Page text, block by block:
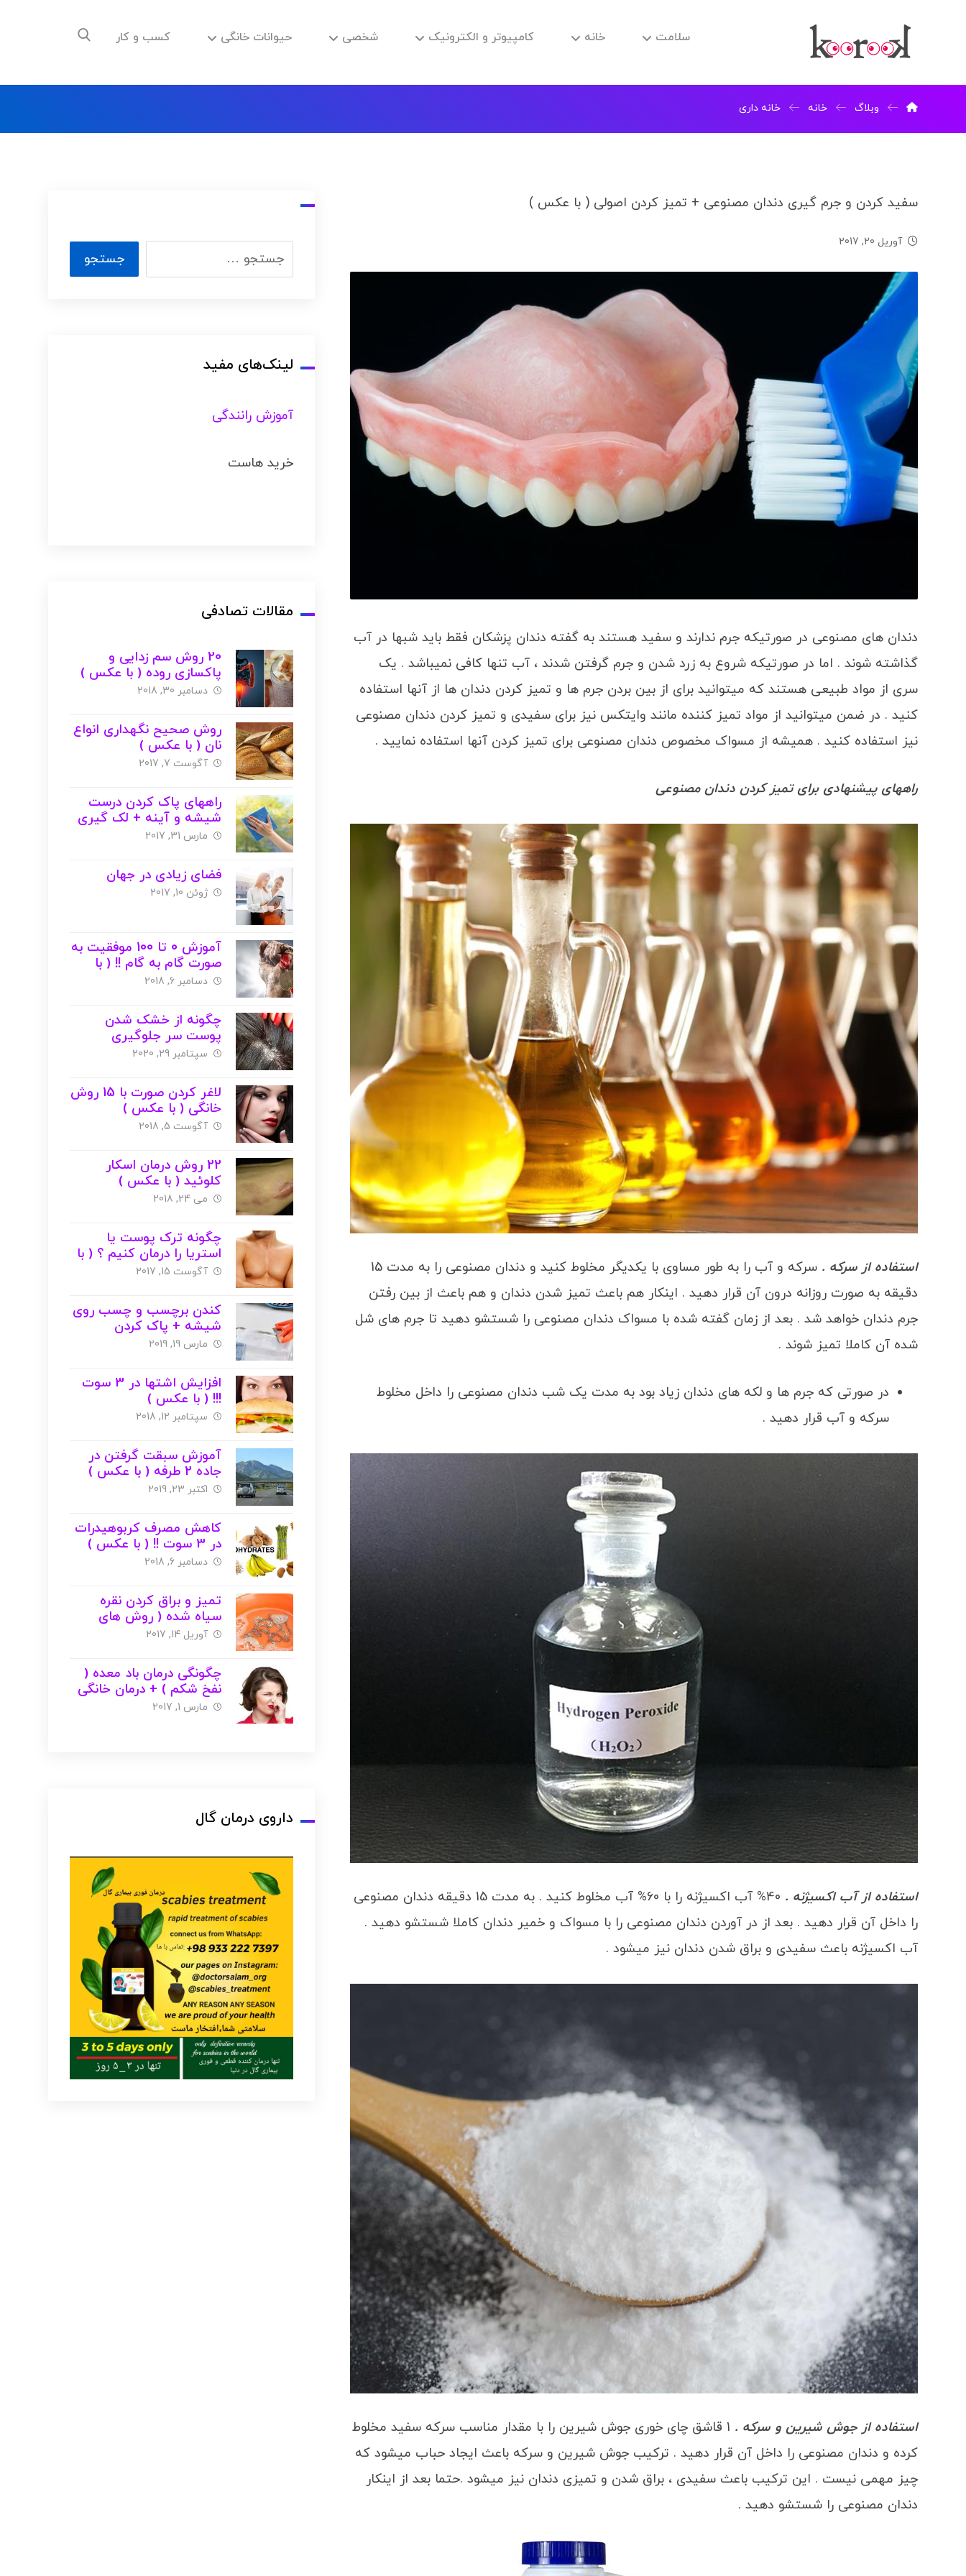
سلامت خانه کامپیوتر و الکترونیک شخصی حیوانات خانگی کسب و کار
وبلاگ خانه خانه داری
سفید کردن و جرم گیری دندان مصنوعی + تمیز کردن اصولی ( با عکس )
آوریل 20, 2017
دندان های مصنوعی در صورتیکه جرم ندارند و سفید هستند به گفته دندان پزشکان فقط باید شبها در آب
گذاشته شوند . اما در صورتیکه شروع به زرد شدن و جرم گرفتن شدند ، آب تنها کافی نمیباشد . یک
سری از مواد طبیعی هستند که میتوانید برای از بین بردن جرم ها و تمیز کردن دندان ها از آنها استفاده
کنید . در ضمن میتوانید از مواد تمیز کننده مانند وایتکس نیز برای سفیدی و تمیز کردن دندان مصنوعی
نیز استفاده کنید . همیشه از مسواک مخصوص دندان مصنوعی برای تمیز کردن آنها استفاده نمایید .
راههای پیشنهادی برای تمیز کردن دندان مصنوعی
استفاده از سرکه .
سرکه و آب را به طور مساوی با یکدیگر مخلوط کنید و دندان مصنوعی را به مدت 15
دقیقه به صورت روزانه درون آن قرار دهید . اینکار هم باعث تمیز شدن دندان و هم باعث از بین رفتن
جرم دندان خواهد شد . بعد از زمان گفته شده با مسواک دندان مصنوعی را شستشو دهید تا جرم های شل
شده آن کاملا تمیز شوند .
در صورتی که جرم ها و لکه های دندان زیاد بود به مدت یک شب دندان مصنوعی را داخل مخلوط
سرکه و آب قرار دهید .
استفاده از آب اکسیژنه .
40% آب اکسیژنه را با 60% آب مخلوط کنید . به مدت 15 دقیقه دندان مصنوعی
را داخل آن قرار دهید . بعد از در آوردن دندان مصنوعی را با مسواک و خمیر دندان کاملا شستشو دهید .
آب اکسیژنه باعث سفیدی و براق شدن دندان نیز میشود .
استفاده از جوش شیرین و سرکه .
1 قاشق چای خوری جوش شیرین را با مقدار مناسب سرکه سفید مخلوط
کرده و دندان مصنوعی را داخل آن قرار دهید . ترکیب جوش شیرین و سرکه باعث ایجاد حباب میشود که
چیز مهمی نیست . این ترکیب باعث سفیدی ، براق شدن و تمیزی دندان نیز میشود .حتما بعد از اینکار
دندان مصنوعی را شستشو دهید .
لینک‌های مفید
آموزش رانندگی
خرید هاست
مقالات تصادفی
20 روش سم زدایی و
پاکسازی روده ( با عکس )
دسامبر 30, 2018
روش صحیح نگهداری انواع
نان ( با عکس )
آگوست 7, 2017
راههای پاک کردن درست
شیشه و آینه + لک گیری
و جرم گیری ( با عکس )
مارس 31, 2017
فضای زیادی در جهان
ژوئن 10, 2017
آموزش 0 تا 100 موفقیت به
صورت گام به گام !! ( با
عکس )
دسامبر 6, 2018
چگونه از خشک شدن
پوست سر جلوگیری
کنیم؟؟
سپتامبر 29, 2020
لاغر کردن صورت با 15 روش
خانگی ( با عکس )
آگوست 5, 2018
22 روش درمان اسکار
کلوئید ( با عکس )
می 24, 2018
چگونه ترک پوست یا
استریا را درمان کنیم ؟ ( با
عکس )
آگوست 15, 2017
کندن برچسب و چسب روی
شیشه + پاک کردن
مارس 19, 2019
افزایش اشتها در 3 سوت
!!! ( با عکس )
سپتامبر 12, 2018
آموزش سبقت گرفتن در
جاده 2 طرفه ( با عکس )
اکتبر 23, 2019
کاهش مصرف کربوهیدرات
در 3 سوت !! ( با عکس )
دسامبر 6, 2018
تمیز و براق کردن نقره
سیاه شده ( روش های
خانگی ) + عکس
آوریل 14, 2017
چگونگی درمان باد معده (
نفخ شکم ) + درمان خانگی
و گیاهی + عکس
مارس 1, 2017
داروی درمان گال